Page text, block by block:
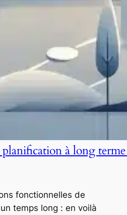
planification à long
fonctionnelles de
temps long : en voilà